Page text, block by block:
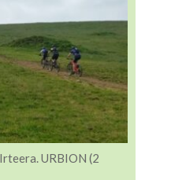
URBION (2